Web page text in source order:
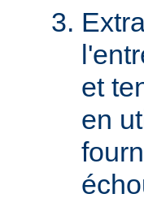
et
en